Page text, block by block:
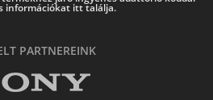
információkat itt találja.
PARTNEREINK